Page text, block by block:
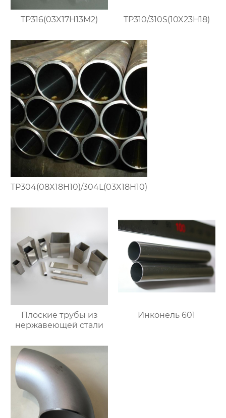
TP316(03X17H13M2) TP310/310S(10X23H18)
TP304(08X18H10)/304L(03X18H10)
Плоские трубы из
нержавеющей стали
Инконель 601